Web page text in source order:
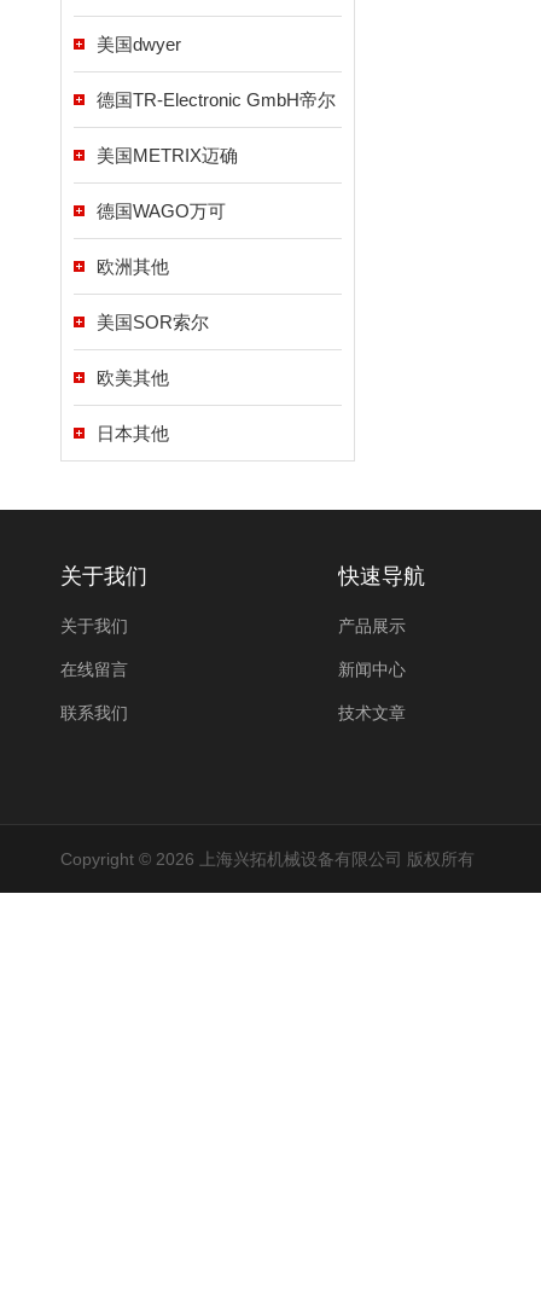
美国dwyer
德国TR-Electronic GmbH帝尔
美国METRIX迈确
德国WAGO万可
欧洲其他
美国SOR索尔
欧美其他
日本其他
关于我们
关于我们
在线留言
联系我们
快速导航
产品展示
新闻中心
技术文章
Copyright © 2026 上海兴拓机械设备有限公司 版权所有